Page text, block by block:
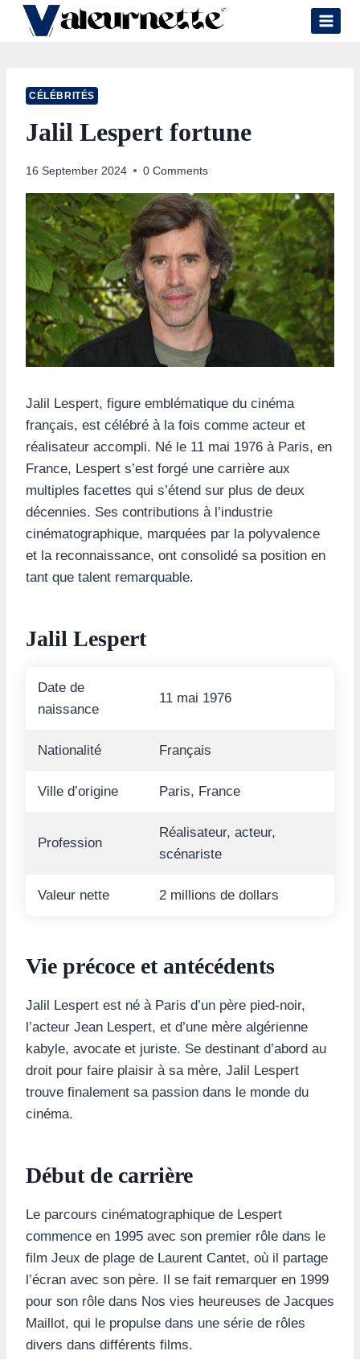
Skip
CÉLÉBRITÉS
Jalil Lespert fortune
16 September 2024 0 Comments
Jalil Lespert, figure emblématique du cinéma
français, est célébré à la fois comme acteur et
réalisateur accompli. Né le 11 mai 1976 à Paris, en
France, Lespert s’est forgé une carrière aux
multiples facettes qui s’étend sur plus de deux
décennies. Ses contributions à l’industrie
cinématographique, marquées par la polyvalence
et la reconnaissance, ont consolidé sa position en
tant que talent remarquable.
Jalil Lespert
Date de
naissance
11 mai 1976
Nationalité Français
Ville d’origine Paris, France
Profession
Réalisateur, acteur,
scénariste
Valeur nette 2 millions de dollars
Vie précoce et antécédents
Jalil Lespert est né à Paris d’un père pied-noir,
l’acteur Jean Lespert, et d’une mère algérienne
kabyle, avocate et juriste. Se destinant d’abord au
droit pour faire plaisir à sa mère, Jalil Lespert
trouve finalement sa passion dans le monde du
cinéma.
Début de carrière
Le parcours cinématographique de Lespert
commence en 1995 avec son premier rôle dans le
film Jeux de plage de Laurent Cantet, où il partage
l’écran avec son père. Il se fait remarquer en 1999
pour son rôle dans Nos vies heureuses de Jacques
Maillot, qui le propulse dans une série de rôles
divers dans différents films.